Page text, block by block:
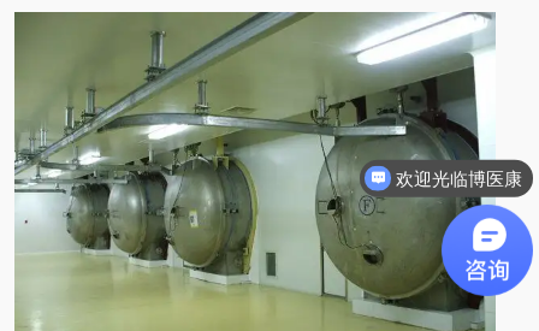
欢迎光临博医康